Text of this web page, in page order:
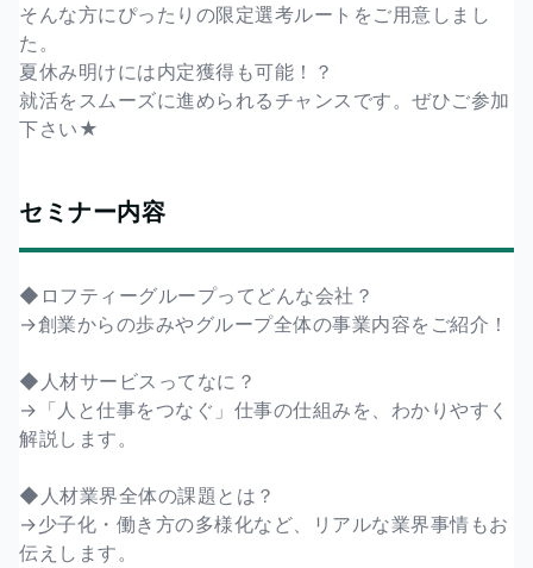
そんな方にぴったりの限定選考ルートをご用意しまし
た。
夏休み明けには内定獲得も可能！？
就活をスムーズに進められるチャンスです。ぜひご参加
下さい★
セミナー内容
◆ロフティーグループってどんな会社？
→創業からの歩みやグループ全体の事業内容をご紹介！
◆人材サービスってなに？
→「人と仕事をつなぐ」仕事の仕組みを、わかりやすく
解説します。
◆人材業界全体の課題とは？
→少子化・働き方の多様化など、リアルな業界事情もお
伝えします。